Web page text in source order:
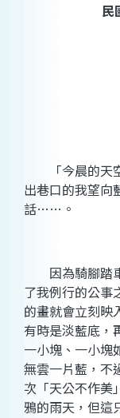
民
「今晨的天空
出巷口的我望向
話……。
因為騎腳踏車
了我例行的公事
的畫就會立刻映
有時是淡藍底，
一小塊、一小塊
無雲一片藍，不
次「天公不作美
鴉的雨天，但這